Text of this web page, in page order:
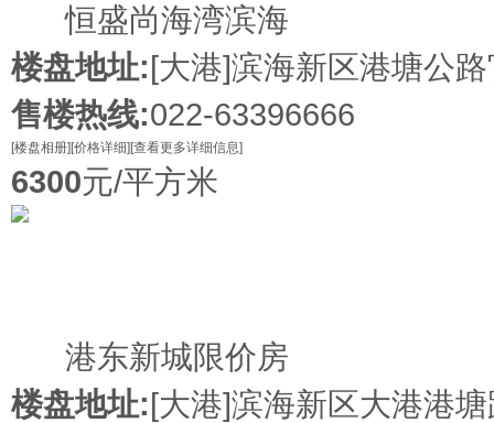
恒盛尚海湾滨海
楼盘地址:[大港]滨海新区港塘公
售楼热线:022-63396666
[楼盘相册] [价格详细] [查看更多详细信息]
6300元/平方米
港东新城限价房
楼盘地址:[大港]滨海新区大港港